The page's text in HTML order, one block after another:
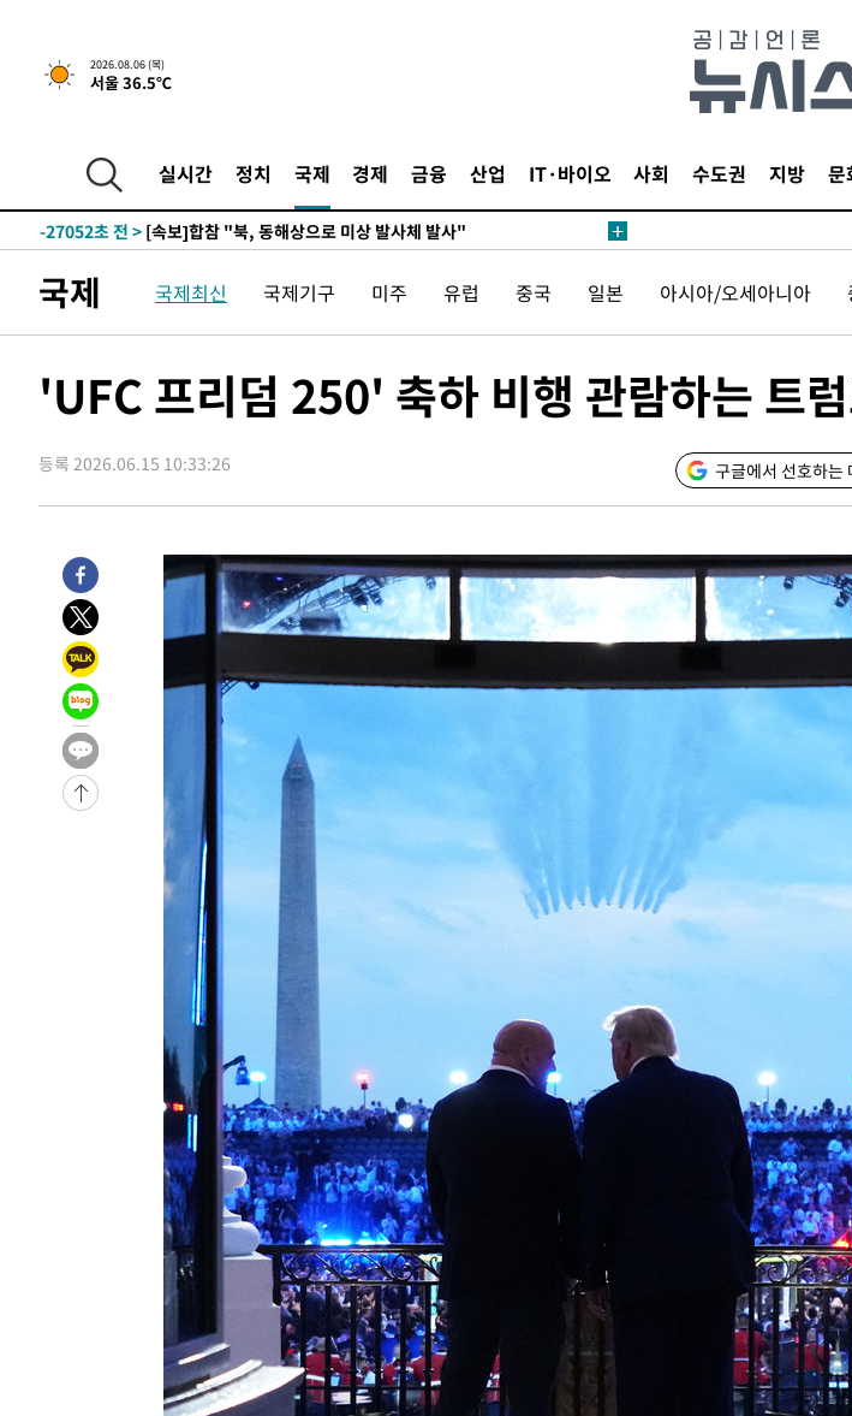
2026.08.06 (목)
서울 36.5℃
실시간 정치 국제 경제 금융 산업 IT·바이오 사회 수도권 지방 문
-3265초 전 > [속보]경찰, '홍명보 선임 논란' 대한축구협회·축구회관 등 압수수색
-29216초 전 >
日방위성, 北이 동해로 쏜 발사체는 탄도미사일 가능성
-27646초 전 >
-27052초 전 > [속보]합참 "북, 동해상으로 미상 발사체 발사"
-26407초 전 >
[속보]7~9일 프로야구 3연전도 폭염 취소…11일 재개
-26069초 전 >"韓 외환시장 개입 관측 배경엔 美의 대한국 무역적자 있어"
-25736초 전 > 서울 낮 37.9도, 올여름 최고치 경신…영등포 순간 '40도'
-21393초 전 >[속보]코스닥, 800p 회복…0.26% 오른 801.67 마감
-21323초 전 >[속보]코스피, 301.88포인트(4.58%) 내린 6296.38 마감
-18787초 전 >
"여기 떨어졌다"…다누리, 스페이스X 로켓 달 충돌 흔적 포착
-15832초 전 >
손흥민, 5경기 연속골 실패…LAFC는 승부차기 끝 과달라하라 격파
-8433초 전 >
내일까지 39도 '펄펄'…기상청 "태풍 지나며 폭염 잠시 꺾인다"
-8070초 전 >
트럼프, 한국계 진보 주지사 후보 맹공…"공산주의가 최대 위협"
-8048초 전 >
"美간섭에 합의 지연"…트럼프, '이란 호르무즈 통제권' 수용할까
-4568초 전 >
[속보]산업장관 "李정부, 원전 반대 안해…안정 전력 위해 불가피"
-3265초 전 >
[속보]경찰, '홍명보 선임 논란' 대한축구협회·축구회관 등 압수수색
-29468초 전 >
[속보]합참 "北 발사체는 단거리탄도미사일…감시·경계태세 강
日방위성, 北이 동해로 쏜 발사체는 탄도미사일 가능성
[속보] SKT, 에이닷 서비스 장애 발생…"원인 파악 중"
[속보]합참 "북, 동해상으로 미상 발사체 발사"
'낮 최고 39도' 불볕더위…한밤 열대야도 계속[내일날씨]
[속보]7~9일 프로야구 3연전도 폭염 취소…11일 재개
"韓 외환시장 개입 관측 배경엔 美의 대한국 무역적자 있어"
'월드컵 탈락 후폭풍' 축구협회…초유의 압수수색에 '충격·당황'
서울 낮 37.9도, 올여름 최고치 경신…영등포 순간 '40도'
[속보]종합특검, 대검 추가 압수수색…내란 중요임무종사 혐의
[속보]코스닥, 800p 회복…0.26% 오른 801.67 마감
[속보]코스피, 301.88포인트(4.58%) 내린 6296.38 마감
[속보]원·달러 환율, 0.7원 내린 1423.8원 마감
"여기 떨어졌다"…다누리, 스페이스X 로켓 달 충돌 흔적 포착
손흥민, 5경기 연속골 실패…LAFC는 승부차기 끝 과달라하라 격파
내일까지 39도 '펄펄'…기상청 "태풍 지나며 폭염 잠시 꺾인다"
트럼프, 한국계 진보 주지사 후보 맹공…"공산주의가 최대 위협"
"美간섭에 합의 지연"…트럼프, '이란 호르무즈 통제권' 수용할까
[속보]산업장관 "李정부, 원전 반대 안해…안정 전력 위해 불가피"
국제 국제최신 국제기구 미주 유럽 중국 일본 아시아/오세아니아
'UFC 프리덤 250' 축하 비행 관람하는 트
등록 2026.06.15 10:33:26 구글에서 선호하는